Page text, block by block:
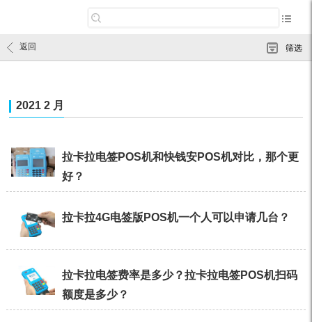
返回 筛选
2021 2 月
拉卡拉电签POS机和快钱安POS机对比，那个更
好？
拉卡拉4G电签版POS机一个人可以申请几台？
拉卡拉电签费率是多少？拉卡拉电签POS机扫码
额度是多少？